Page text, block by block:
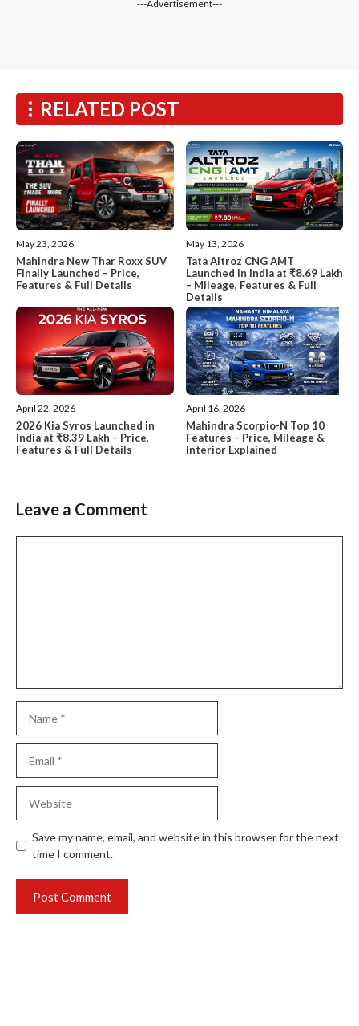
---Advertisement---
RELATED POST
May 23, 2026
Mahindra New Thar Roxx SUV
Finally Launched – Price,
Features & Full Details
May 13, 2026
Tata Altroz CNG AMT
Launched in India at ₹8.69 Lakh
– Mileage, Features & Full
Details
April 22, 2026
2026 Kia Syros Launched in
India at ₹8.39 Lakh – Price,
Features & Full Details
April 16, 2026
Mahindra Scorpio-N Top 10
Features – Price, Mileage &
Interior Explained
Leave a Comment
Save my name, email, and website in this browser for the next
time I comment.